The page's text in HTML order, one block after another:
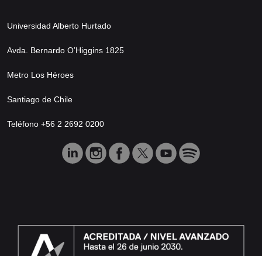
Universidad Alberto Hurtado
Avda. Bernardo O’Higgins 1825
Metro Los Héroes
Santiago de Chile
Teléfono +56 2 2692 0200